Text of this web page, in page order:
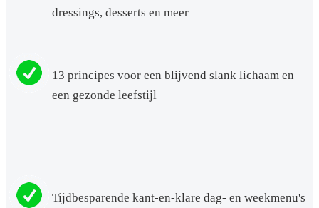
dressings, desserts en meer
13 principes voor een blijvend slank lichaam en
een gezonde leefstijl
Tijdbesparende kant-en-klare dag- en weekmenu's